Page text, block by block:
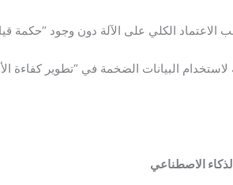
الاعتماد الكلي على الآلة دون وجود “حكمة
البيانات الضخمة في “تطوير كفاءة
الاصطناعي